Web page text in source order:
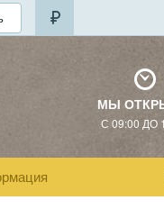
МЫ
С 09:00 ДО